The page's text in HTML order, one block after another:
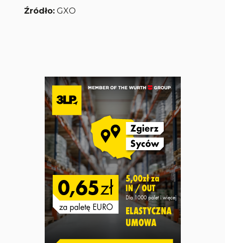
Źródło: GXO